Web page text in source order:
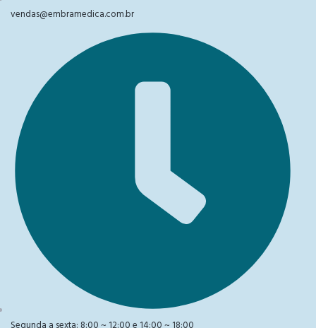
vendas@embramedica.com.br
Segunda a sexta: 8:00 ~ 12:00 e 14:00 ~ 18:00